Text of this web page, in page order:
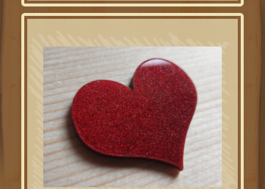
était :
39.00€.
est :
24.00€.